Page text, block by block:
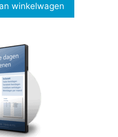
winkelwagen